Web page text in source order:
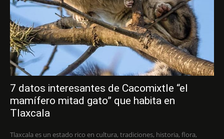
7 datos interesantes de Cacomixtle “el
mamífero mitad gato” que habita en
Tlaxcala
Tlaxcala es un estado rico en cultura, tradiciones, historia, flora,